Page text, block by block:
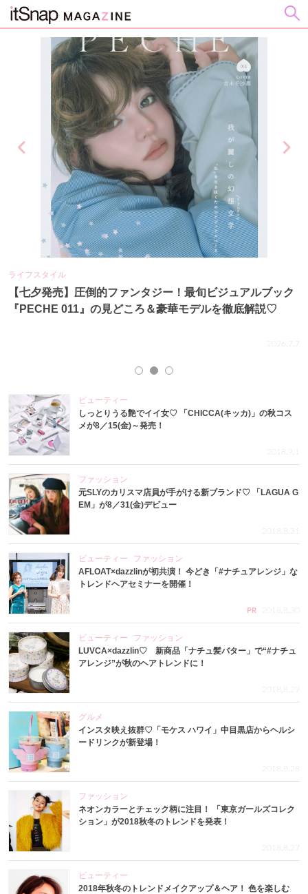
ライフスタイル
【七夕発売】圧倒的ファンタジー！最旬ビジュアルブック
『PECHE 011』の見どころ＆豪華モデルを徹底解説♡
2026.7.7
ビューティー
しっとりうる艶でイイ女♡ 「CHICCA(キッカ)」の秋コス
メが8／15(金)～発売！
2018.9.1
ファッション
元SLYのカリスマ店員が手がける新ブランド♡ 「LAGUA G
EM」が8／31(金)デビュー
2018.8.31
ビューティー
ファッション
AFLOAT×dazzlinが初共演！ 今どき「#ナチュアレンジ」な
トレンドヘアセミナーを開催！
PR 2018.8.30
ビューティー
ファッション
LUVCA×dazzlin♡ 新商品「ナチュ髪バター」で“#ナチュ
アレンジ”が秋のヘアトレンドに！
2018.8.29
グルメ
インスタ映え抜群♡「モケス ハワイ」中目黒店からヘルシ
ードリンクが新登場！
2018.8.28
ファッション
ネオンカラーとチェック柄に注目！ 「東京ガールズコレク
ション」が2018秋冬のトレンドを発表！
2018.8.27
ビューティー
2018年秋冬のトレンドメイクアップ＆ヘア！ 色を楽しむ